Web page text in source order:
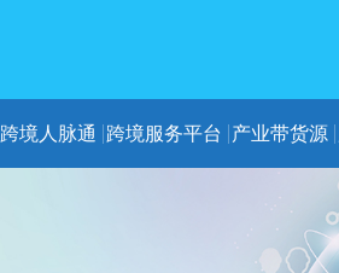
跨境人脉通 跨境服务平台 产业带货源